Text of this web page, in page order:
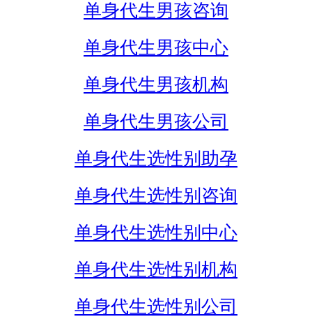
单身代生男孩咨询
单身代生男孩中心
单身代生男孩机构
单身代生男孩公司
单身代生选性别助孕
单身代生选性别咨询
单身代生选性别中心
单身代生选性别机构
单身代生选性别公司